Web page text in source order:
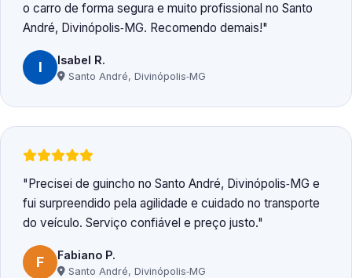
o carro de forma segura e muito profissional no Santo
André, Divinópolis‑MG. Recomendo demais!
I Isabel R.
Santo André, Divinópolis‑MG
Precisei de guincho no Santo André, Divinópolis‑MG e
fui surpreendido pela agilidade e cuidado no transporte
do veículo. Serviço confiável e preço justo.
F Fabiano P.
Santo André, Divinópolis‑MG